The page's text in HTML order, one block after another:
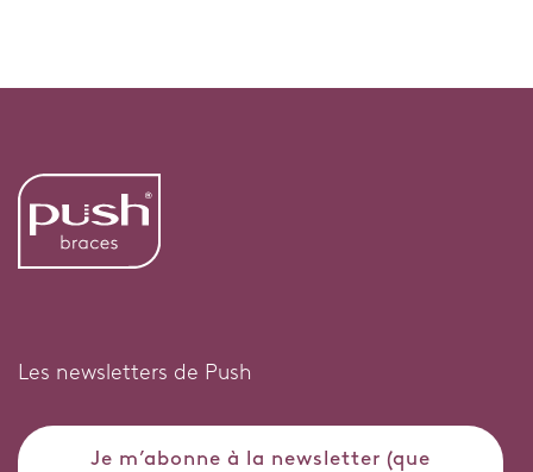
Les newsletters de Push
Je m’abonne à la newsletter (que